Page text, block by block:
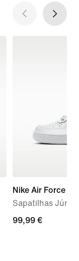
Nike Air Force 1
Sapatilhas Júnior
99,99
99,99 €